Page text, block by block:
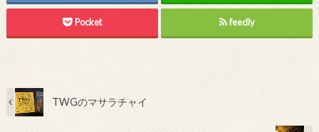
Pocket feedly
TWGのマサラチャイ